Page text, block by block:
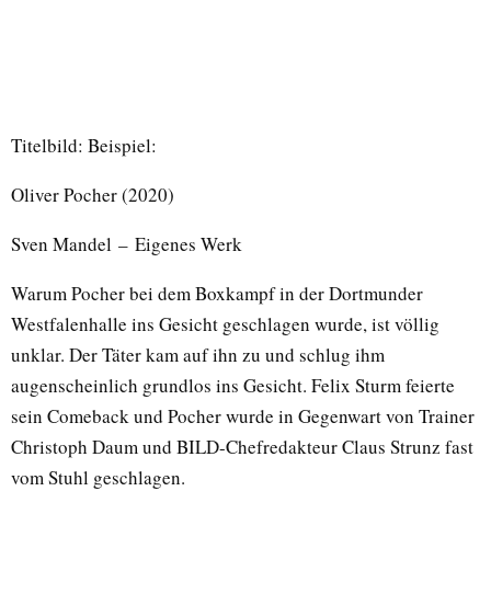
Titelbild: Beispiel:
Oliver Pocher (2020)
Sven Mandel – Eigenes Werk
Warum Pocher bei dem Boxkampf in der Dortmunder
Westfalenhalle ins Gesicht geschlagen wurde, ist völlig
unklar. Der Täter kam auf ihn zu und schlug ihm
augenscheinlich grundlos ins Gesicht. Felix Sturm feierte
sein Comeback und Pocher wurde in Gegenwart von Trainer
Christoph Daum und BILD-Chefredakteur Claus Strunz fast
vom Stuhl geschlagen.